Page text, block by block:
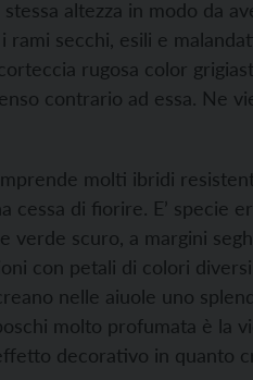
altezza in modo da
secchi, esili e
rugosa color
contrario ad essa. Ne
molti ibridi
di fiorire. E’ specie
verde scuro, a margini
con petali di colori
nelle aiuole uno
molto profumata è la
decorativo in quanto